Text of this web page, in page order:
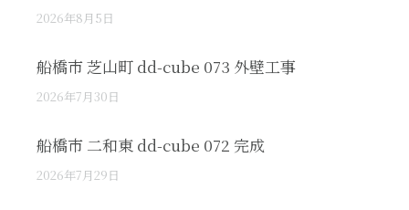
2026年8月5日
船橋市 芝山町 dd-cube 073 外壁工事
2026年7月30日
船橋市 二和東 dd-cube 072 完成
2026年7月29日